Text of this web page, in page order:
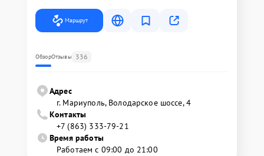
Маршрут
ОбзорОтзывы 336
Адрес
г. Мариуполь, Володарское шоссе, 4
Контакты
+7 (863) 333-79-21
Время работы
Работаем с 09:00 до 21:00